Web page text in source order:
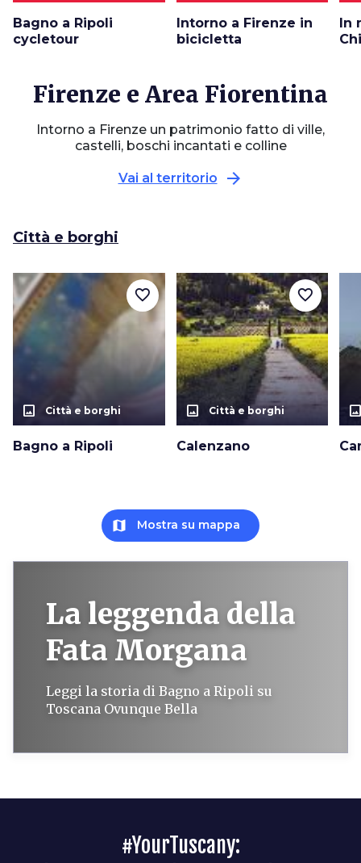
Bagno a Ripoli
cycletour
Intorno a Firenze in
bicicletta
In
Firenze e Area Fiorentina
Intorno a Firenze un patrimonio fatto di ville,
castelli, boschi incantati e colline
Vai al territorio arrow_forward
Città e borghi
photo_size_select_actual Città e borghi
Bagno a Ripoli
favorite_border
photo_size_select_actual Città e borghi
Calenzano
favorite_border
map Mostra su mappa
La leggenda della
Fata Morgana
Leggi la storia di Bagno a Ripoli su
Toscana Ovunque Bella
#YourTuscany: